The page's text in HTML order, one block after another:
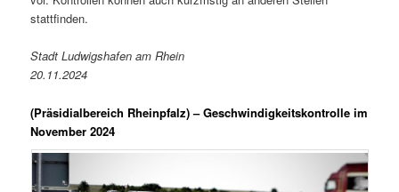
stattfinden.
Stadt Ludwigshafen am Rhein
20.11.2024
(Präsidialbereich Rheinpfalz)– Geschwindigkeitskontrolle im
November 2024